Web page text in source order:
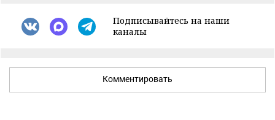
Подписывайтесь на наши
каналы
Комментировать